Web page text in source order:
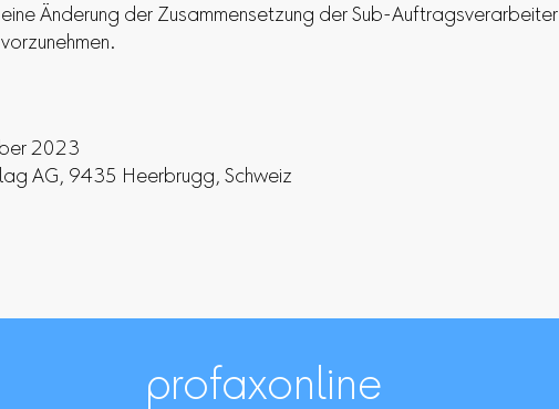
eine Änderung der Zusammensetzung der Sub-Auftragsverarbeiter
vorzunehmen.
2023
AG, 9435 Heerbrugg, Schweiz
profaxonline